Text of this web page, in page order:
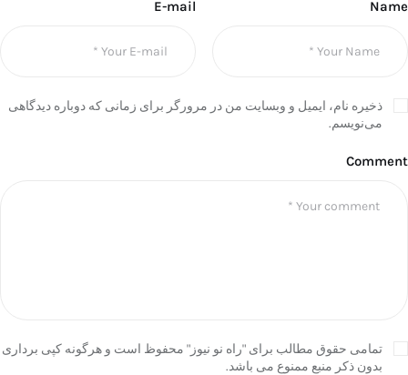
Name
E-mail
ذخیره نام، ایمیل و وبسایت من در مرورگر برای زمانی که دوباره دیدگاهی
می‌نویسم.
Comment
تمامی حقوق مطالب برای "راه نو نیوز" محفوظ است و هرگونه کپی برداری
بدون ذکر منبع ممنوع می باشد.